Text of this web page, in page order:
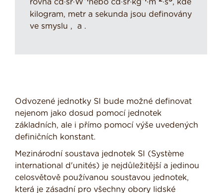
rovná cd·sr·W
nebo cd·sr·kg ·m ·s
, kde
kilogram, metr a sekunda jsou definovány
ve smyslu , a .
Odvozené jednotky SI bude možné definovat
nejenom jako dosud pomocí jednotek
základních, ale i přímo pomocí výše uvedených
definičních konstant.
Mezinárodní soustava jednotek SI (Système
international d'unités) je nejdůležitější a jedinou
celosvětově používanou soustavou jednotek,
která je zásadní pro všechny obory lidské